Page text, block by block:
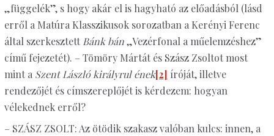
„függelék”, s hogy akár el is hagyható az előadásból (lásd
erről a Matúra Klasszikusok sorozatban a Kerényi Ferenc
által szerkesztett Bánk bán„Vezérfonal a műelemzéshez”
című fejezetét). – Tömöry Mártát és Szász Zsoltot most
mint a Szent László királyrul ének[2] íróját, illetve
rendezőjét és címszereplőjét is kérdezem: hogyan
vélekednek erről?
– SZÁSZ ZSOLT: Az ötödik szakasz valóban kulcs: innen, a